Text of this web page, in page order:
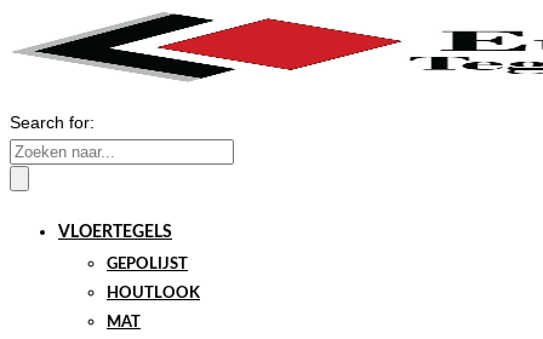
Search for:
VLOERTEGELS
GEPOLIJST
HOUTLOOK
MAT